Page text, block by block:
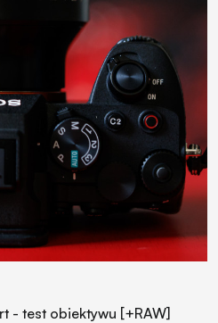
- test obiektywu [+RAW]